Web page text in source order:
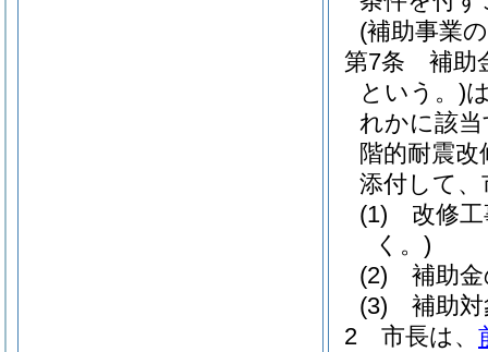
(補助事業
第7条
補助
という。)
れかに該
階的耐震
添付して
(1)
改修
く。)
(2)
補助
(3)
補助
2
市長は、